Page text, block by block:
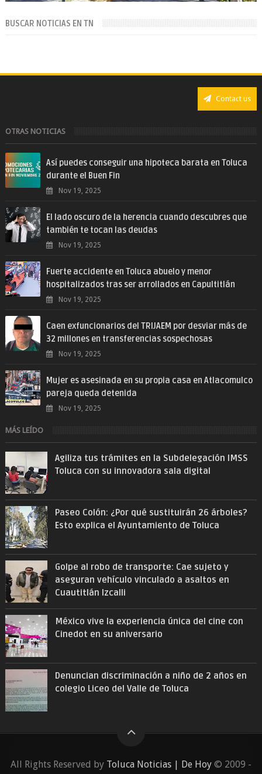
BUSCAR NOTICIAS EN TN
Contact us
OTRAS NOTICIAS
Así puedes conseguir una hipoteca barata en Toluca
durante el Buen Fin
Nov 19, 2025
El lado oscuro de la herencia cuando descubres que
también te tocan las deudas
Nov 19, 2025
Fuerte accidente en Toluca abuelo y menor
hospitalizados tras ser arrollados en Capultitlán
Nov 19, 2025
Caen exfuncionarios del TRIJAEM por desviar más de
32 millones en transferencias sospechosas
Nov 19, 2025
Mujer es asesinada en su propia casa en Atlacomulco
pareja queda detenida
Nov 19, 2025
MÁS LEÍDO
Agiliza tus trámites en la Subdelegación IMSS
Toluca con su innovadora sala digital
Paseo Colón: ¿Por qué sustituirán 26 árboles?
Esto explica el Ayuntamiento de Toluca
Golpe al robo de transporte: Cae sujeto y
aseguran vehículo vinculado a asaltos en
Cuautitlán Izcalli
México vive la experiencia única del cine con
Cinedot en su aniversario
Denuncian discriminación a niño de 2 años en
colegio Liceo del Valle de Toluca
All Rights Reserved by Toluca Noticias | De Hoy © 2009 -